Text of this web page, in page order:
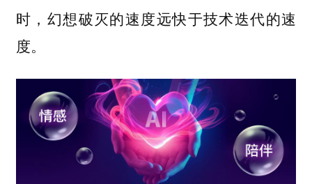
时，幻想破灭的速度远快于技术迭代的速
度。